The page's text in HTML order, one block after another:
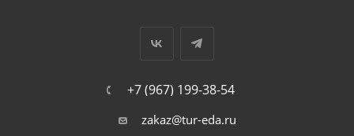
+7 (967) 199-38-54
zakaz@tur-eda.ru